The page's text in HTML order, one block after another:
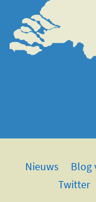
Nieuws Blog
Twitter